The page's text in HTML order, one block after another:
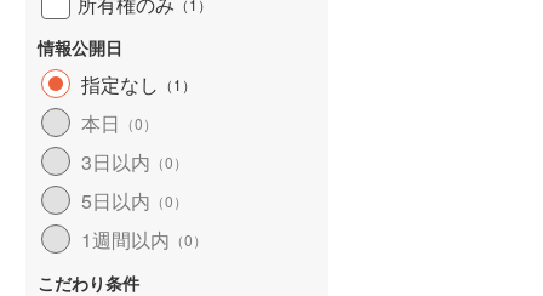
情報公開日
指定なし （1 ）
本日 （0）
3日以内 （0）
5日以内 （0）
1週間以内 （0）
こだわり条件